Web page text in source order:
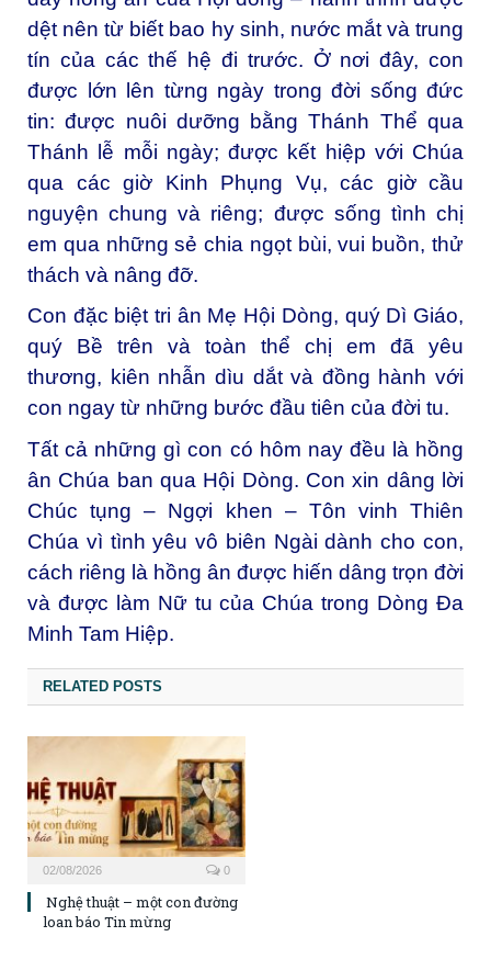
dệt nên từ biết bao hy sinh, nước mắt và trung
tín của các thế hệ đi trước. Ở nơi đây, con
được lớn lên từng ngày trong đời sống đức
tin: được nuôi dưỡng bằng Thánh Thể qua
Thánh lễ mỗi ngày; được kết hiệp với Chúa
qua các giờ Kinh Phụng Vụ, các giờ cầu
nguyện chung và riêng; được sống tình chị
em qua những sẻ chia ngọt bùi, vui buồn, thử
thách và nâng đỡ.
Con đặc biệt tri ân Mẹ Hội Dòng, quý Dì Giáo,
quý Bề trên và toàn thể chị em đã yêu
thương, kiên nhẫn dìu dắt và đồng hành với
con ngay từ những bước đầu tiên của đời tu.
Tất cả những gì con có hôm nay đều là hồng
ân Chúa ban qua Hội Dòng. Con xin dâng lời
Chúc tụng – Ngợi khen – Tôn vinh Thiên
Chúa vì tình yêu vô biên Ngài dành cho con,
cách riêng là hồng ân được hiến dâng trọn đời
và được làm Nữ tu của Chúa trong Dòng Đa
Minh Tam Hiệp.
RELATED POSTS
02/08/2026 0
Nghệ thuật – một con đường
loan báo Tin mừng